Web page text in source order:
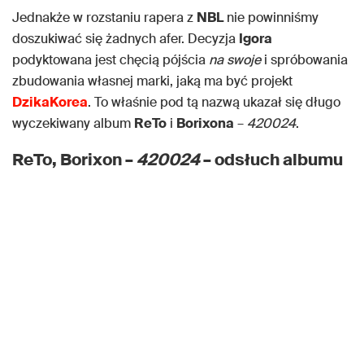
Jednakże w rozstaniu rapera z NBLnie powinniśmy
doszukiwać się żadnych afer. Decyzja Igora
podyktowana jest chęcią pójścia na swojei spróbowania
zbudowania własnej marki, jaką ma być projekt
DzikaKorea. To właśnie pod tą nazwą ukazał się długo
wyczekiwany album ReTo i Borixona – 420024.
ReTo, Borixon –420024– odsłuch albumu